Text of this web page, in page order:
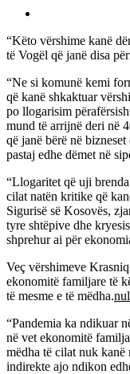
“Këto vërshime kanë
të Vogël që janë disa
“Ne si komunë kemi
që kanë shkaktuar
po llogarisim
mund të arrijnë deri në
që janë bërë në
pastaj edhe dëmet në
“Llogaritet që uji
cilat natën kritike që
Sigurisë së Kosovës,
tyre shtëpive dhe
shprehur ai për
Veç vërshimeve
ekonomitë familjare të
të mesme e të mëdha.
“Pandemia ka ndikuar
në vet ekonomitë
mëdha të cilat nuk kanë
indirekte ajo ndikon